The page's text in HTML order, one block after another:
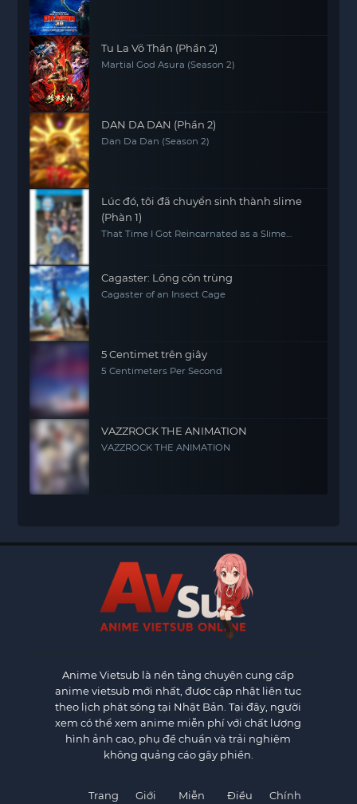
Tu La Võ Thần (Phần 2)
Martial God Asura (Season 2)
DAN DA DAN (Phần 2)
Dan Da Dan (Season 2)
Lúc đó, tôi đã chuyển sinh thành slime
(Phàn 1)
That Time I Got Reincarnated as a Slime
Cagaster: Lồng côn trùng
Cagaster of an Insect Cage
5 Centimet trên giây
5 Centimeters Per Second
VAZZROCK THE ANIMATION
VAZZROCK THE ANIMATION
Anime Vietsub là nền tảng chuyên cung cấp
anime vietsub mới nhất, được cập nhật liên tục
theo lịch phát sóng tại Nhật Bản. Tại đây, người
xem có thể xem anime miễn phí với chất lượng
hình ảnh cao, phụ đề chuẩn và trải nghiệm
không quảng cáo gây phiền.
Trang Giới Miễn Điều Chính